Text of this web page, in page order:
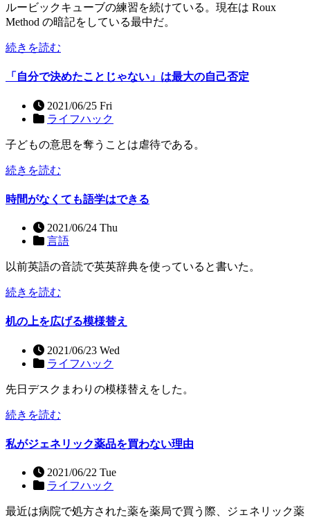
ルービックキューブの練習を続けている。現在は Roux
Method の暗記をしている最中だ。
続きを読む
「自分で決めたことじゃない」は最大の自己否定
2021/06/25 Fri
ライフハック
子どもの意思を奪うことは虐待である。
続きを読む
時間がなくても語学はできる
2021/06/24 Thu
言語
以前英語の音読で英英辞典を使っていると書いた。
続きを読む
机の上を広げる模様替え
2021/06/23 Wed
ライフハック
先日デスクまわりの模様替えをした。
続きを読む
私がジェネリック薬品を買わない理由
2021/06/22 Tue
ライフハック
最近は病院で処方された薬を薬局で買う際、ジェネリック薬